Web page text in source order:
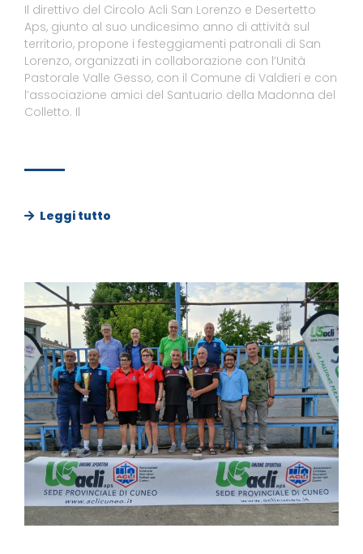
Il direttivo del Circolo Acli San Lorenzo e Desertetto
Aps, giunto al suo undicesimo anno di attività sul
territorio, propone i festeggiamenti patronali di San
Lorenzo, organizzati in collaborazione con l’Unità
Pastorale Valle Gesso, con il Comune di Valdieri e con
l’associazione amici del Santuario della Madonna del
Colletto. Il
Leggi tutto